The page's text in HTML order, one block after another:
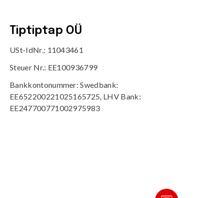
Tiptiptap OÜ
USt-IdNr.: 11043461
Steuer Nr.: EE100936799
Bankkontonummer: Swedbank:
EE652200221025165725, LHV Bank:
EE247700771002975983